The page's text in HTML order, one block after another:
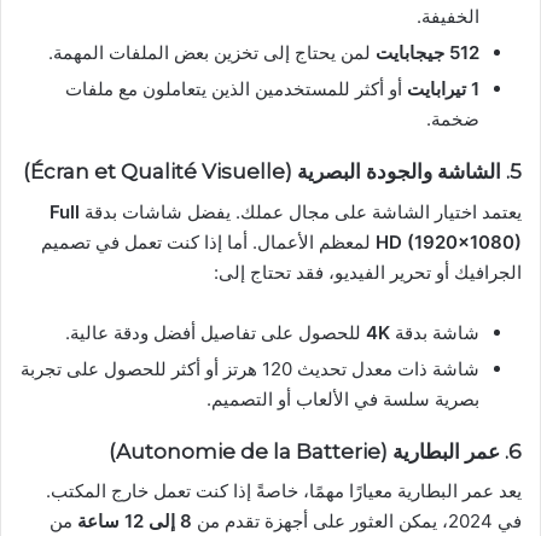
الخفيفة.
512 جيجابايت
لمن يحتاج إلى تخزين بعض الملفات المهمة.
1 تيرابايت
أو أكثر للمستخدمين الذين يتعاملون مع ملفات
ضخمة.
5. الشاشة والجودة البصرية (Écran et Qualité Visuelle)
يعتمد اختيار الشاشة على مجال عملك. يفضل شاشات بدقة Full
HD (1920×1080) لمعظم الأعمال. أما إذا كنت تعمل في تصميم
الجرافيك أو تحرير الفيديو، فقد تحتاج إلى:
شاشة بدقة 4K للحصول على تفاصيل أفضل ودقة عالية.
شاشة ذات معدل تحديث 120 هرتز أو أكثر للحصول على تجربة
بصرية سلسة في الألعاب أو التصميم.
6. عمر البطارية (Autonomie de la Batterie)
يعد عمر البطارية معيارًا مهمًا، خاصةً إذا كنت تعمل خارج المكتب.
في 2024، يمكن العثور على أجهزة تقدم من
8 إلى 12 ساعة
من